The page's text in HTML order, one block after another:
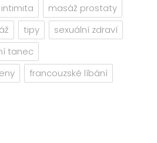
intimita
masáž prostaty
tipy
sexuální zdraví
tanec
francouzské líbání